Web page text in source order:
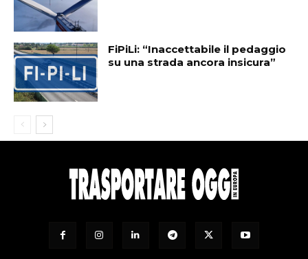
FiPiLi: “Inaccettabile il pedaggio
su una strada ancora insicura”